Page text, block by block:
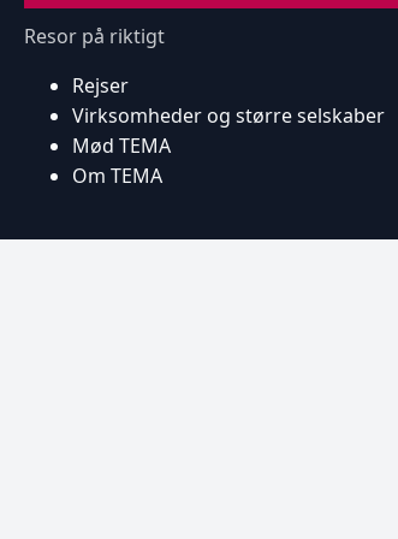
Resor på riktigt
Rejser
Virksomheder og større selskaber
Mød TEMA
Om TEMA